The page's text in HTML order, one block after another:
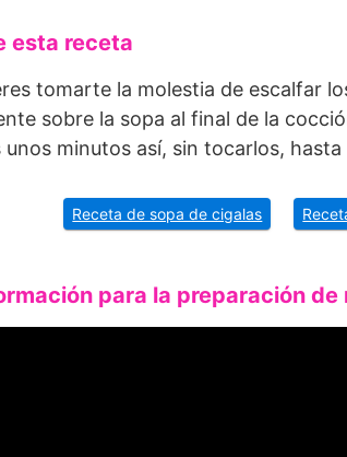
esta receta
tomarte la molestia de escalfar
sobre la sopa al final de la
unos minutos así, sin tocarlos,
Receta de sopa de cigalas
para la preparación de